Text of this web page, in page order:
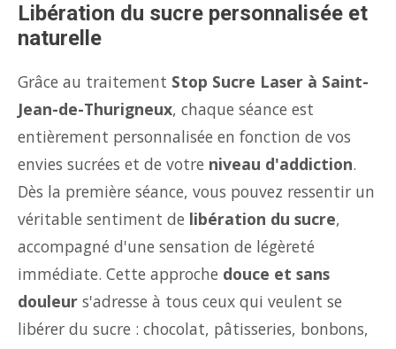
Libération du sucre personnalisée et
naturelle
Grâce au traitement Stop Sucre Laser à Saint-
Jean-de-Thurigneux, chaque séance est
entièrement personnalisée en fonction de vos
envies sucrées et de votre niveau d'addiction.
Dès la première séance, vous pouvez ressentir un
véritable sentiment de libération du sucre,
accompagné d'une sensation de légèreté
immédiate. Cette approche douce et sans
douleur s'adresse à tous ceux qui veulent se
libérer du sucre : chocolat, pâtisseries, bonbons,